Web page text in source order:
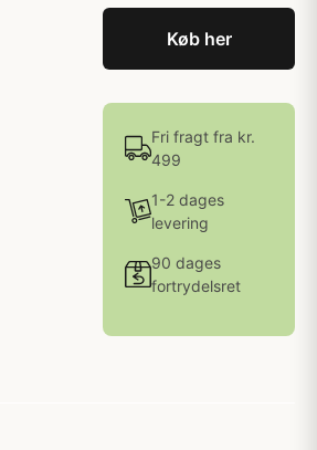
Køb her
Fri fragt fra kr.
499
1-2 dages
levering
90 dages
fortrydelsret